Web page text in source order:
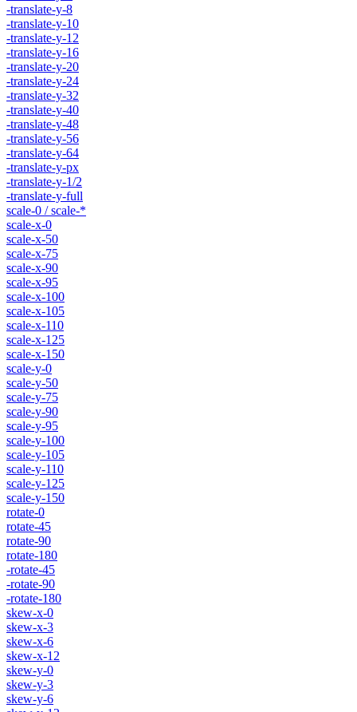
-translate-y-8
-translate-y-10
-translate-y-12
-translate-y-16
-translate-y-20
-translate-y-24
-translate-y-32
-translate-y-40
-translate-y-48
-translate-y-56
-translate-y-64
-translate-y-px
-translate-y-1/2
-translate-y-full
scale-0 / scale-*
scale-x-0
scale-x-50
scale-x-75
scale-x-90
scale-x-95
scale-x-100
scale-x-105
scale-x-110
scale-x-125
scale-x-150
scale-y-0
scale-y-50
scale-y-75
scale-y-90
scale-y-95
scale-y-100
scale-y-105
scale-y-110
scale-y-125
scale-y-150
rotate-0
rotate-45
rotate-90
rotate-180
-rotate-45
-rotate-90
-rotate-180
skew-x-0
skew-x-3
skew-x-6
skew-x-12
skew-y-0
skew-y-3
skew-y-6